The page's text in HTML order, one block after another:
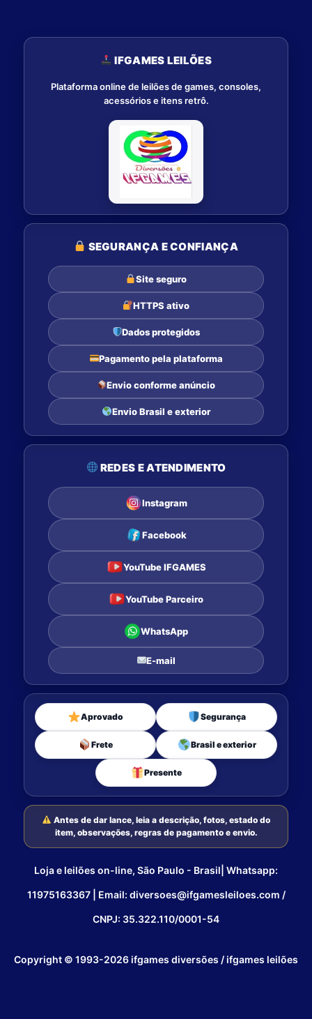
IFGAMES LEILÕES
Plataforma online de leilões de games, consoles,
acessórios e itens retrô.
SEGURANÇA E CONFIANÇA
Site seguro
HTTPS ativo
Dados protegidos
Pagamento pela plataforma
Envio conforme anúncio
Envio Brasil e exterior
REDES E ATENDIMENTO
Instagram
Facebook
YouTube IFGAMES
YouTube Parceiro
WhatsApp
E-mail
Aprovado Segurança
Frete Brasil e exterior
Presente
Antes de dar lance, leia a descrição, fotos, estado do
item, observações, regras de pagamento e envio.
Loja e leilões on-line, São Paulo - Brasil| Whatsapp:
11975163367 | Email: diversoes@ifgamesleiloes.com /
CNPJ: 35.322.110/0001-54
Copyright © 1993-2026 ifgames diversões / ifgames leilões